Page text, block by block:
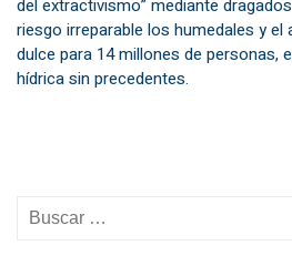
del extractivismo” mediante
riesgo irreparable los humedales y
dulce para 14 millones de personas,
hídrica sin precedentes.